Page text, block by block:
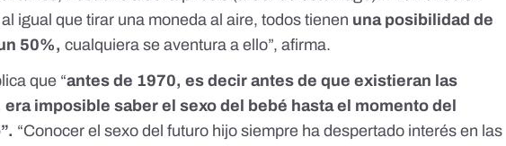
igual que tirar una moneda al aire, todos tienen una posibilidad de
50%,cualquiera se aventura a ello”, afirma.
que “antes de 1970, es decir antes de que existieran las
imposible saber el sexo del bebé hasta el momento del
“Conocer el sexo del futuro hijo siempre ha despertado interés en las